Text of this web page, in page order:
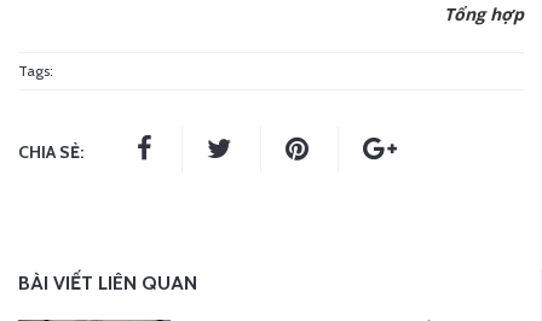
Tổng hợp
Tags:
CHIA SẺ:
BÀI VIẾT LIÊN QUAN